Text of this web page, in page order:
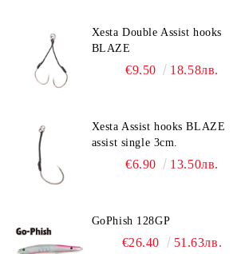
Xesta Double Assist hooks
BLAZE
€9.50 18.58лв.
Xesta Assist hooks BLAZE
assist single 3cm.
€6.90 13.50лв.
GoPhish 128GP
€26.40 51.63лв.